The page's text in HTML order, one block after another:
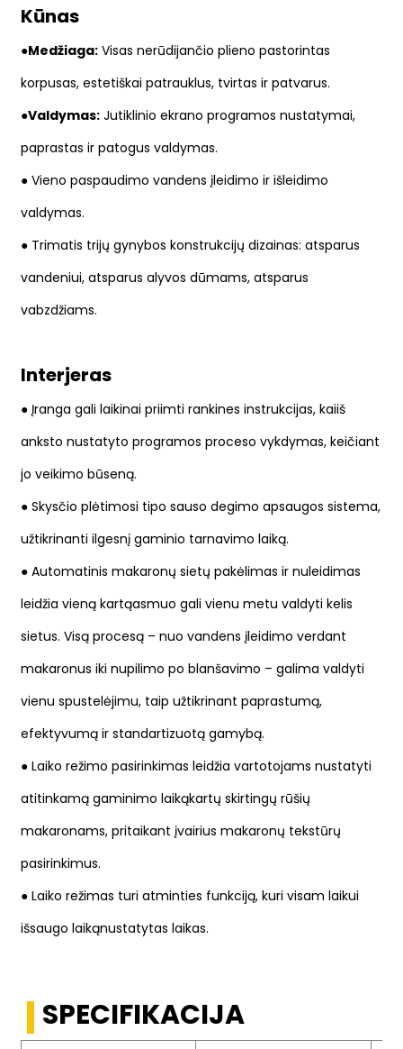
Kūnas
●Medžiaga:Visas nerūdijančio plieno pastorintas
korpusas, estetiškai patrauklus, tvirtas ir patvarus.
●Valdymas:Jutiklinio ekrano programos nustatymai,
paprastas ir patogus valdymas.
● Vieno paspaudimo vandens įleidimo ir išleidimo
valdymas.
● Trimatis trijų gynybos konstrukcijų dizainas: atsparus
vandeniui, atsparus alyvos dūmams, atsparus
vabzdžiams.
Interjeras
● Įranga gali laikinai priimti rankines instrukcijas, kaiiš
anksto nustatyto programos proceso vykdymas, keičiant
jo veikimo būseną.
● Skysčio plėtimosi tipo sauso degimo apsaugos sistema,
užtikrinanti ilgesnį gaminio tarnavimo laiką.
● Automatinis makaronų sietų pakėlimas ir nuleidimas
leidžia vieną kartąasmuo gali vienu metu valdyti kelis
sietus. Visą procesą – nuo vandens įleidimo verdant
makaronus iki nupilimo po blanšavimo – galima valdyti
vienu spustelėjimu, taip užtikrinant paprastumą,
efektyvumą ir standartizuotą gamybą.
● Laiko režimo pasirinkimas leidžia vartotojams nustatyti
atitinkamą gaminimo laikąkartų skirtingų rūšių
makaronams, pritaikant įvairius makaronų tekstūrų
pasirinkimus.
● Laiko režimas turi atminties funkciją, kuri visam laikui
išsaugo laikąnustatytas laikas.
SPECIFIKACIJA